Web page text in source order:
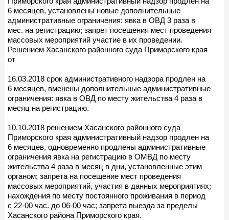
6 месяцев, установлены новые дополнительные
административные ограничения: явка в ОВД 3 раза в
мес. на регистрацию; запрет посещения мест проведения
массовых мероприятий участие в их проведении.
Решением Хасанского районного суда Приморского края
от
16.03.2018 срок административного надзора продлен на
6 месяцев, вменены дополнительные административные
ограничения: явка в ОВД по месту жительства 4 раза в
месяц на регистрацию.
10.10.2018 решением Хасанского районного суда
Приморского края административный надзор продлен на
6 месяцев, одновременно продлены административные
ограничения явка на регистрацию в ОМВД по месту
жительства 4 раза в месяц в дни, установленные этим
органом; запрета на посещение мест проведения
массовых мероприятий, участия в данных мероприятиях;
нахождения по месту постоянного проживания в период
с 22-00 час. до 06-00 час; запрета выезда за пределы
Хасанского района Приморского края.